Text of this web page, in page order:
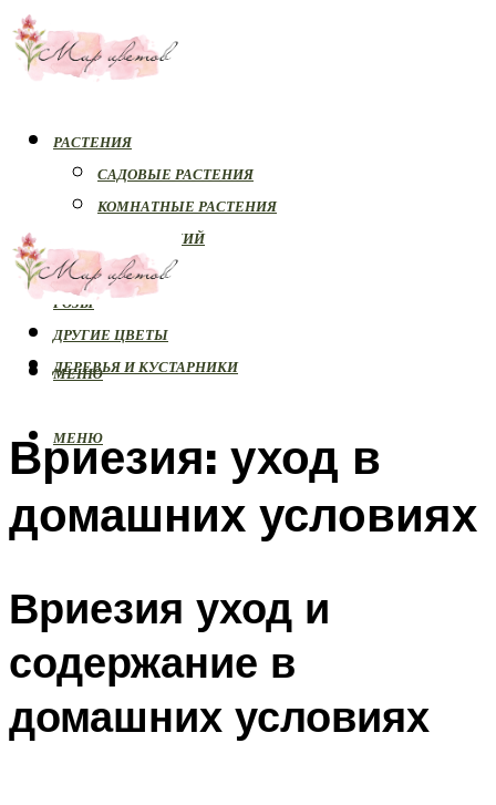
РАСТЕНИЯ
САДОВЫЕ РАСТЕНИЯ
КОМНАТНЫЕ РАСТЕНИЯ
БОЛЕЗНИ РАСТЕНИЙ
ОРХИДЕИ
РОЗЫ
ДРУГИЕ ЦВЕТЫ
ДЕРЕВЬЯ И КУСТАРНИКИ
МЕНЮ
МЕНЮ
Вриезия: уход в
домашних условиях
Вриезия уход и
содержание в
домашних условиях